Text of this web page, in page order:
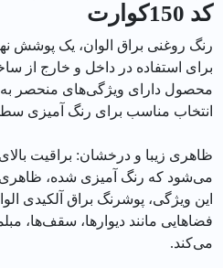
کد 150كوارت
رنگ روغنی براق الوان، یک پوشش
برای استفاده در داخل و خارج از
محصول دارای ویژگی‌های منحصر
انتخاب مناسب برای رنگ آمیزی
ظاهری زیبا و درخشان: براقیت
می‌شود که رنگ آمیزی شده، ظاهری
این ویژگی، پوشرنگ براق آلکیدی
فضاهایی مانند دیوارها، سقف‌ها،
می‌کند.